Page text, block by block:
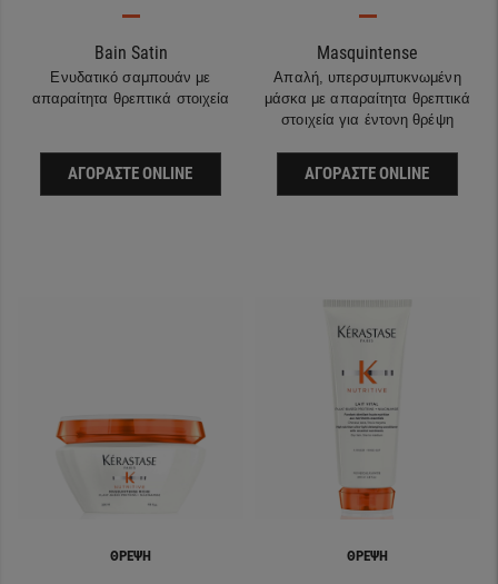
Bain Satin
Ενυδατικό σαμπουάν με
απαραίτητα θρεπτικά στοιχεία
ΑΓΟΡΆΣΤΕ ONLINE
Masquintense
Απαλή, υπερσυμπυκνωμένη
μάσκα με απαραίτητα θρεπτικά
στοιχεία για έντονη θρέψη
ΑΓΟΡΆΣΤΕ ONLINE
ΘΡΈΨΗ ΘΡΈΨΗ